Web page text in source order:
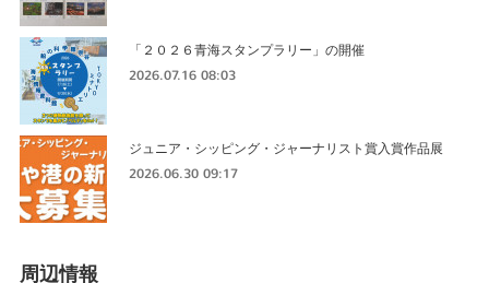
「２０２６青海スタンプラリー」の開催
2026.07.16 08:03
ジュニア・シッピング・ジャーナリスト賞入賞作品展
2026.06.30 09:17
周辺情報